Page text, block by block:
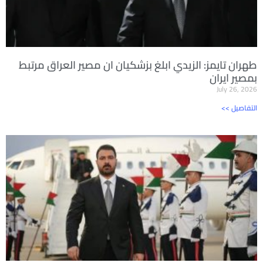
طهران تايمز: الزيدي ابلغ بزشكيان ان مصير العراق مرتبط
بمصير ايران
July 26, 2026
<< التفاصيل